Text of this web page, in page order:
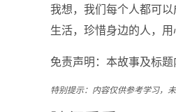
我想，我们每个人都可
生活，珍惜身边的人，用
免责声明：本故事及标
特别提示：内容仅供参考学习，